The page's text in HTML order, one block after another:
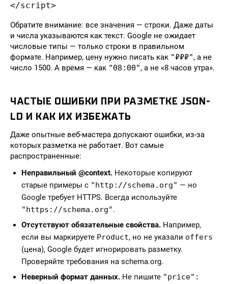
</script>
Обратите внимание: все значения — строки. Даже даты
и числа указываются как текст. Google не ожидает
числовые типы — только строки в правильном
формате. Например, цену нужно писать как "₽₽₽", а не
число 1500. А время — как "08:00", а не «8 часов утра».
ЧАСТЫЕ ОШИБКИ ПРИ РАЗМЕТКЕ JSON-
LD И КАК ИХ ИЗБЕЖАТЬ
Даже опытные веб-мастера допускают ошибки, из-за
которых разметка не работает. Вот самые
распространенные:
Неправильный @context. Некоторые копируют
старые примеры с "http://schema.org" — но
Google требует HTTPS. Всегда используйте
"https://schema.org".
Отсутствуют обязательные свойства. Например,
если вы маркируете Product, но не указали offers
(цена), Google будет игнорировать разметку.
Проверяйте требования на schema.org.
Неверный формат данных. Не пишите "price":